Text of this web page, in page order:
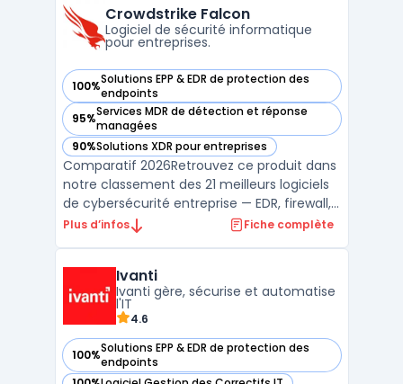
d'analyse des failles de sécurité et de d ...
Crowdstrike Falcon
Logiciel de sécurité informatique
pour entreprises.
100%Solutions EPP & EDR de protection des
endpoints
— voir Crowdstrike Falcon dans cette catégorie
95%Services MDR de détection et réponse
managées
— voir Crowdstrike Falcon dans cette catégorie
90%Solutions XDR pour entreprises
— voir Crowdstrike Falcon dans cette catégorie
Comparatif 2026Retrouvez ce produit dans
notre classement des 21 meilleurs logiciels
de cybersécurité entreprise — EDR, firewall,
SIEM, XDR. ...
Plus d’infos Fiche complète
Ivanti
Ivanti gère, sécurise et automatise
l'IT
4.6
100%Solutions EPP & EDR de protection des
endpoints
— voir Ivanti dans cette catégorie